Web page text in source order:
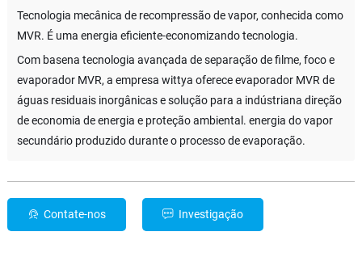
Tecnologia mecânica de recompressão de vapor, conhecida como
MVR. É uma energia eficiente-economizando tecnologia.
Com basena tecnologia avançada de separação de filme, foco e
evaporador MVR, a empresa wittya oferece evaporador MVR de
águas residuais inorgânicas e solução para a indústriana direção
de economia de energia e proteção ambiental. energia do vapor
secundário produzido durante o processo de evaporação.
Contate-nos Investigação